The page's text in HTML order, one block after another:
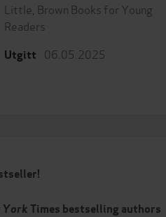
Little, Brown Books for Young
Readers
Utgitt 06.05.2025
York Times bestselling authors